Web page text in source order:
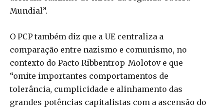
Mundial”.
O PCP também diz que a UE centraliza a
comparação entre nazismo e comunismo, no
contexto do Pacto Ribbentrop-Molotov e que
“omite importantes comportamentos de
tolerância, cumplicidade e alinhamento das
grandes potências capitalistas com a ascensão do